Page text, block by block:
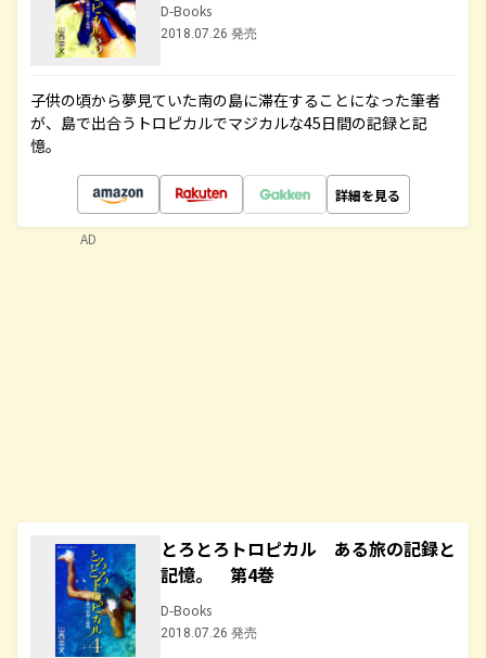
D-Books
2018.07.26 発売
子供の頃から夢見ていた南の島に滞在することになった筆者
が、島で出合うトロピカルでマジカルな45日間の記録と記
憶。
詳細を見る
とろとろトロピカル ある旅の記録と
記憶。 第4巻
D-Books
2018.07.26 発売
AD